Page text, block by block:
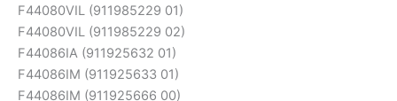
F44080VIL (911985229 01)
F44080VIL (911985229 02)
F44086IA (911925632 01)
F44086IM (911925633 01)
F44086IM (911925666 00)